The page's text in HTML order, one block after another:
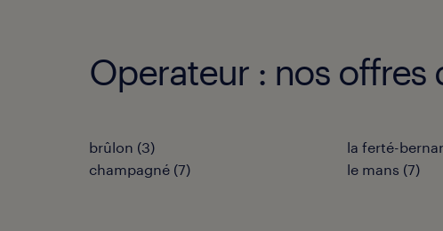
Operateur : nos offres
brûlon (3)
champagné (7)
la ferté-
le mans (7)